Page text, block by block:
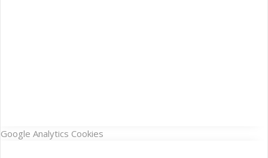
Google Analytics Cookies